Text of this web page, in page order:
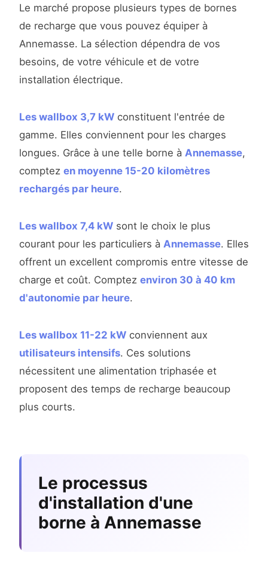
Le marché propose plusieurs types de bornes
de recharge que vous pouvez équiper à
Annemasse. La sélection dépendra de vos
besoins, de votre véhicule et de votre
installation électrique.
Les wallbox 3,7 kW constituent l'entrée de
gamme. Elles conviennent pour les charges
longues. Grâce à une telle borne à Annemasse,
comptez en moyenne 15-20 kilomètres
rechargés par heure.
Les wallbox 7,4 kW sont le choix le plus
courant pour les particuliers à Annemasse. Elles
offrent un excellent compromis entre vitesse de
charge et coût. Comptez environ 30 à 40 km
d'autonomie par heure.
Les wallbox 11-22 kW conviennent aux
utilisateurs intensifs. Ces solutions
nécessitent une alimentation triphasée et
proposent des temps de recharge beaucoup
plus courts.
Le processus
d'installation d'une
borne à Annemasse